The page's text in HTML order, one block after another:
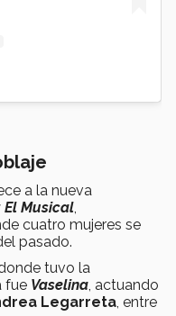
a la nueva
El Musical,
cuatro mujeres se
pasado.
tuvo la
fue Vaselina, actuando
Legarreta, entre